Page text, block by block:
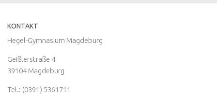
KONTAKT
Hegel-Gymnasium Magdeburg
Geißlerstraße 4
39104 Magdeburg
Tel.: (0391) 5361711